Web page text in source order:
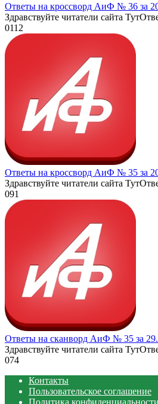
Ответы на кроссворд АиФ № 36 за
Здравствуйте читатели сайта
0112
Ответы на кроссворд АиФ № 35 за
Здравствуйте читатели сайта
091
Ответы на сканворд АиФ № 35 за
Здравствуйте читатели сайта
074
Контакты
Пользовательское соглашение
Политика конфиденциальности